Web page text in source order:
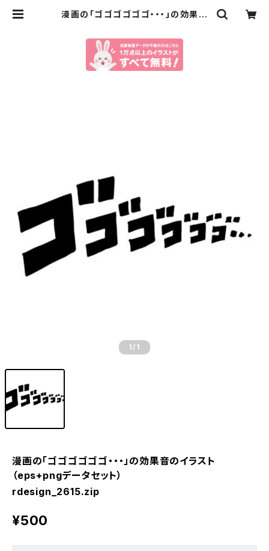
漫画の「ゴゴゴゴゴゴ・・・」の効果音
1 /1
漫画の「ゴゴゴゴゴゴ・・・」の効果音のイラスト
（eps+pngデータセット）
rdesign_2615.zip
¥500